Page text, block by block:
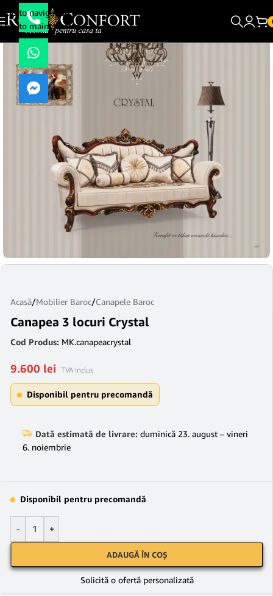
Skip to navigation
Skip to main content
Acasă/Mobilier Baroc/Canapele Baroc
Canapea 3 locuri Crystal
Cod Produs: MK.canapeacrystal
9.600 lei TVA Inclus
Disponibil pentru precomandă
Dată estimată de livrare: duminică 23. august – vineri
6. noiembrie
Disponibil pentru precomandă
- +
ADAUGĂ ÎN COȘ
Solicită o ofertă personalizată